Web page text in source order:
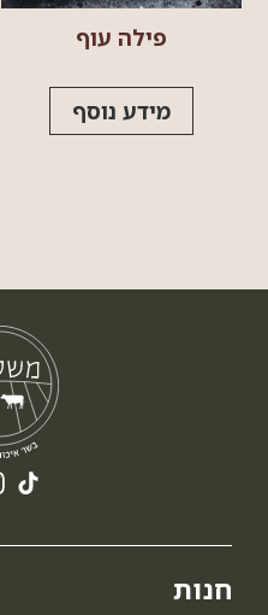
פילה עוף
מידע נוסף
חנות